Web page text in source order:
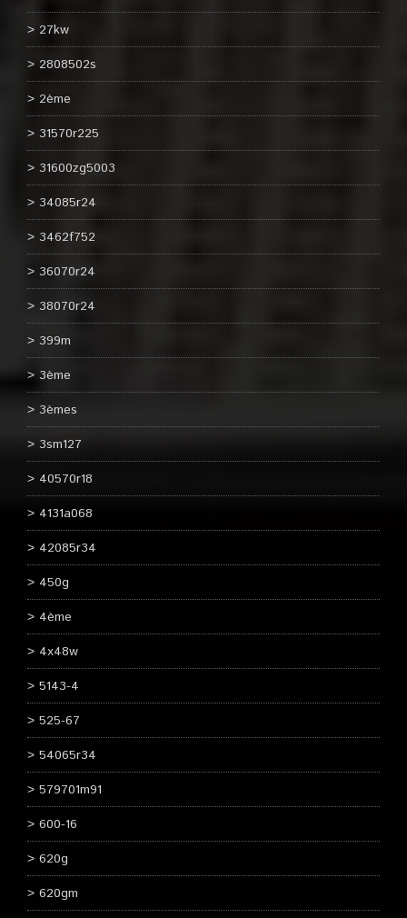
27kw
2808502s
2ème
31570r225
31600zg5003
34085r24
3462f752
36070r24
38070r24
399m
3ème
3èmes
3sm127
40570r18
4131a068
42085r34
450g
4ème
4x48w
5143-4
525-67
54065r34
579701m91
600-16
620g
620gm